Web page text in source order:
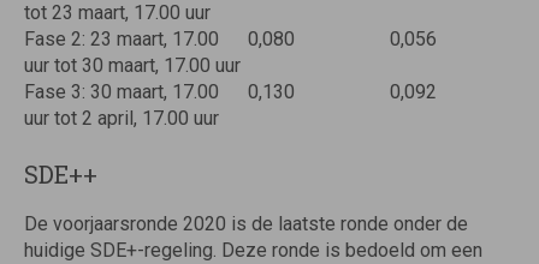
tot 23 maart, 17.00 uur
Fase 2: 23 maart, 17.00
uur tot 30 maart, 17.00 uur
0,080 0,056
Fase 3: 30 maart, 17.00
uur tot 2 april, 17.00 uur
0,130 0,092
SDE++
De voorjaarsronde 2020 is de laatste ronde onder de
huidige SDE+-regeling. Deze ronde is bedoeld om een